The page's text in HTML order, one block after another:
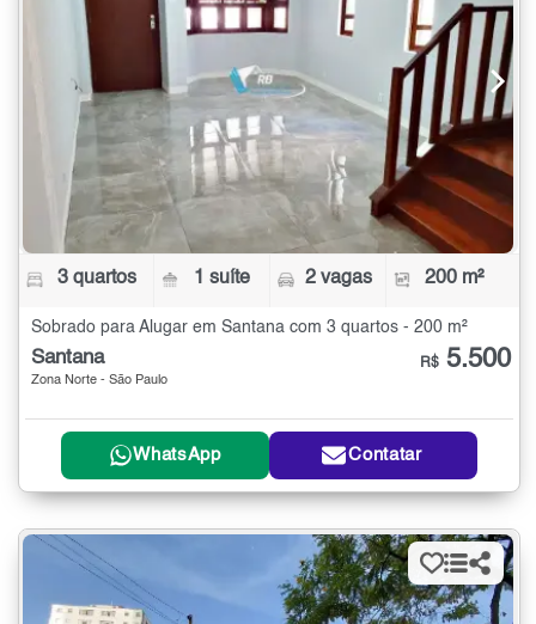
3 quartos 1 suíte 2 vagas 200 m²
Sobrado para Alugar em Santana com 3 quartos - 200 m²
Santana
Zona Norte - São Paulo
R$ 5.500
WhatsApp Contatar